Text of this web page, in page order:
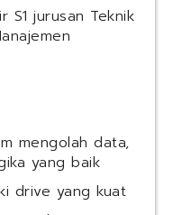
S1 jurusan Teknik
mengolah data,
yang baik
drive yang kuat